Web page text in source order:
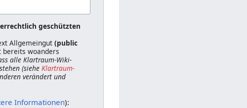
geschützten
Allgemeingut (public
bereits woanders
alle Klartraum-Wiki-
(siehe Klartraum-
verändert und
Informationen):